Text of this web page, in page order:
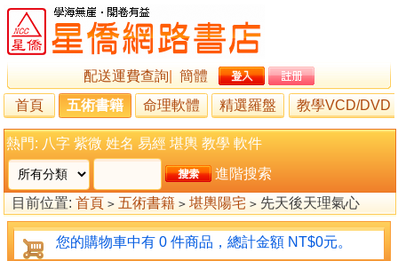
配送運費查詢
簡體
首頁
五術書籍 命理軟體 精選羅盤 教學VCD/DVD
熱門: 八字 紫微 姓名 易經 堪輿 教學 軟件
進階搜索
目前位置: 首頁 > 五術書籍 > 堪輿陽宅 > 先天後天理氣心
印．吳景鸞暮講僧斷驗集合編
您的購物車中有 0 件商品，總計金額 NT$0元。